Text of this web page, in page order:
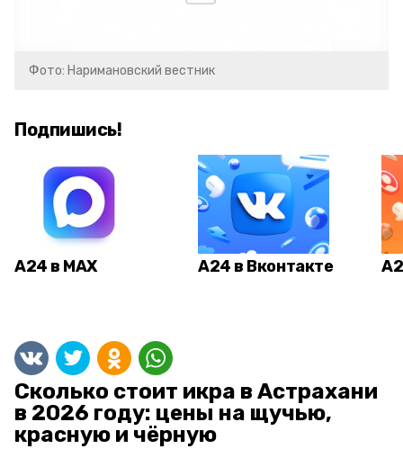
Фото: Наримановский вестник
Подпишись!
А24 в MAX А24 в Вконтакте
Сколько стоит икра в Астрахани
в 2026 году: цены на щучью,
красную и чёрную